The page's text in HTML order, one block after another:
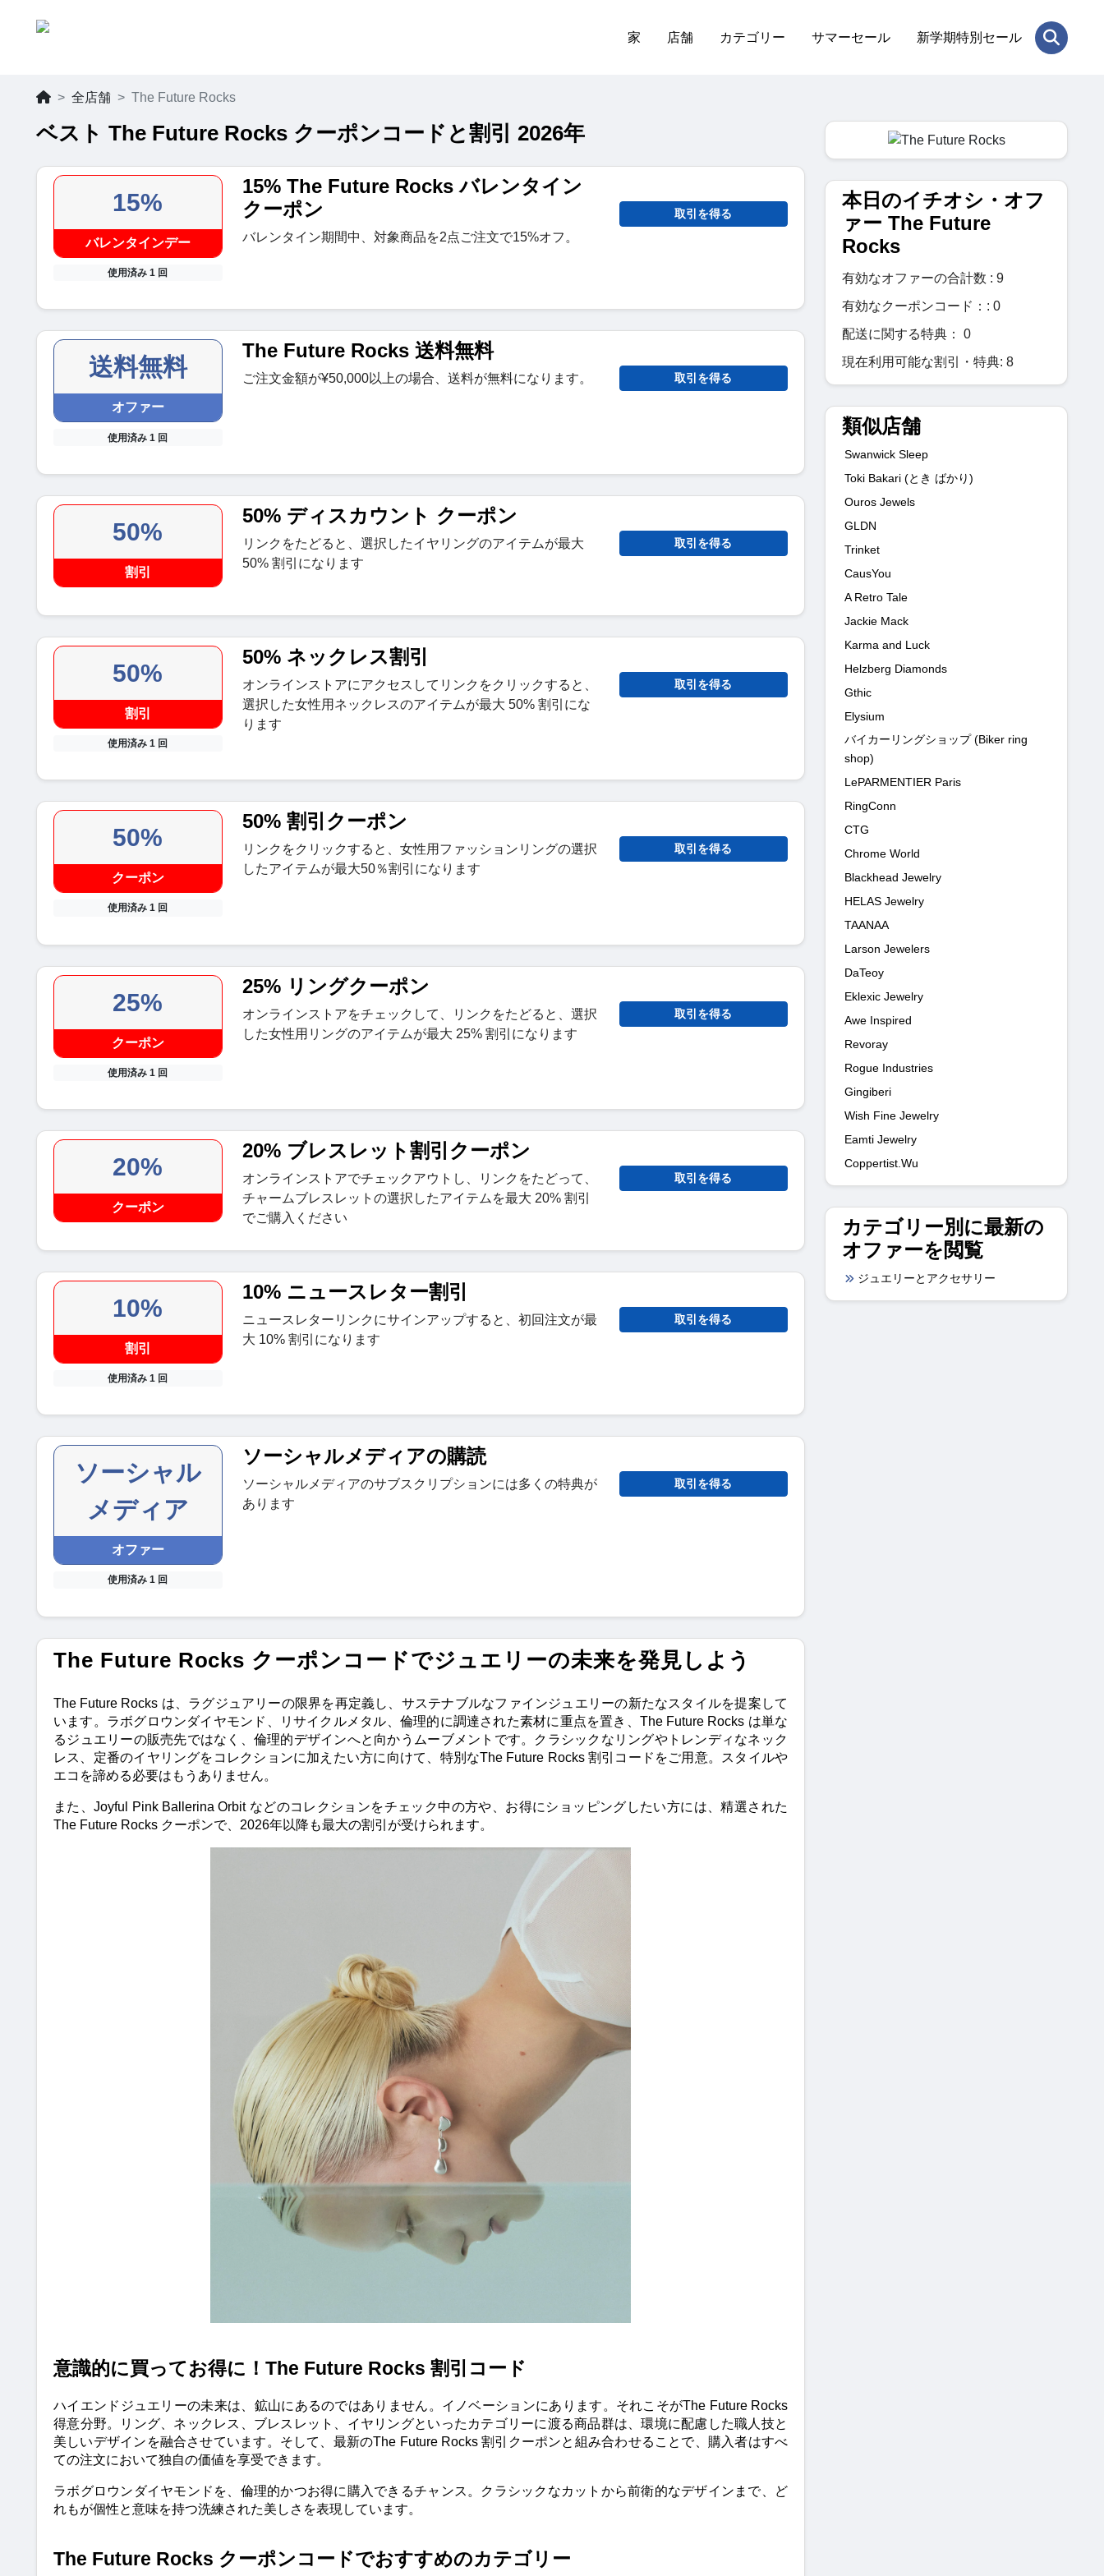
家 店舗 カテゴリー サマーセール 新学期特別セール
全店舗 The Future Rocks
ベスト The Future Rocks クーポンコードと割引 2026年
15%
バレンタインデー
使用済み 1 回
15% The Future Rocks バレンタイン
クーポン
バレンタイン期間中、対象商品を2点ご注文で15%オフ。
取引を得る
送料無料
オファー
使用済み 1 回
The Future Rocks 送料無料
ご注文金額が¥50,000以上の場合、送料が無料になります。 取引を得る
50%
割引
50% ディスカウント クーポン
リンクをたどると、選択したイヤリングのアイテムが最大
50% 割引になります
取引を得る
50%
割引
使用済み 1 回
50% ネックレス割引
オンラインストアにアクセスしてリンクをクリックすると、
選択した女性用ネックレスのアイテムが最大 50% 割引にな
ります
取引を得る
50%
クーポン
使用済み 1 回
50% 割引クーポン
リンクをクリックすると、女性用ファッションリングの選択
したアイテムが最大50％割引になります
取引を得る
25%
クーポン
使用済み 1 回
25% リングクーポン
オンラインストアをチェックして、リンクをたどると、選択
した女性用リングのアイテムが最大 25% 割引になります
取引を得る
20%
クーポン
20% ブレスレット割引クーポン
オンラインストアでチェックアウトし、リンクをたどって、
チャームブレスレットの選択したアイテムを最大 20% 割引
でご購入ください
取引を得る
10%
割引
使用済み 1 回
10% ニュースレター割引
ニュースレターリンクにサインアップすると、初回注文が最
大 10% 割引になります
取引を得る
ソーシャル
メディア
オファー
使用済み 1 回
ソーシャルメディアの購読
ソーシャルメディアのサブスクリプションには多くの特典が
あります
取引を得る
The Future Rocks クーポンコードでジュエリーの未来を発見しよう
The Future Rocks は、ラグジュアリーの限界を再定義し、サステナブルなファインジュエリーの新たなスタイルを提案して
います。ラボグロウンダイヤモンド、リサイクルメタル、倫理的に調達された素材に重点を置き、The Future Rocks は単な
るジュエリーの販売先ではなく、倫理的デザインへと向かうムーブメントです。クラシックなリングやトレンディなネック
レス、定番のイヤリングをコレクションに加えたい方に向けて、特別なThe Future Rocks 割引コードをご用意。スタイルや
エコを諦める必要はもうありません。
また、Joyful Pink Ballerina Orbit などのコレクションをチェック中の方や、お得にショッピングしたい方には、精選された
The Future Rocks クーポンで、2026年以降も最大の割引が受けられます。
意識的に買ってお得に！The Future Rocks 割引コード
ハイエンドジュエリーの未来は、鉱山にあるのではありません。イノベーションにあります。それこそがThe Future Rocks
得意分野。リング、ネックレス、ブレスレット、イヤリングといったカテゴリーに渡る商品群は、環境に配慮した職人技と
美しいデザインを融合させています。そして、最新のThe Future Rocks 割引クーポンと組み合わせることで、購入者はすべ
ての注文において独自の価値を享受できます。
ラボグロウンダイヤモンドを、倫理的かつお得に購入できるチャンス。クラシックなカットから前衛的なデザインまで、ど
れもが個性と意味を持つ洗練された美しさを表現しています。
The Future Rocks クーポンコードでおすすめのカテゴリー
本日のイチオシ・オフ
ァー The Future
Rocks
有効なオファーの合計数 : 9
有効なクーポンコード：: 0
配送に関する特典： 0
現在利用可能な割引・特典: 8
類似店舗
Swanwick Sleep
Toki Bakari (とき ばかり)
Ouros Jewels
GLDN
Trinket
CausYou
A Retro Tale
Jackie Mack
Karma and Luck
Helzberg Diamonds
Gthic
Elysium
バイカーリングショップ (Biker ring
shop)
LePARMENTIER Paris
RingConn
CTG
Chrome World
Blackhead Jewelry
HELAS Jewelry
TAANAA
Larson Jewelers
DaTeoy
Eklexic Jewelry
Awe Inspired
Revoray
Rogue Industries
Gingiberi
Wish Fine Jewelry
Eamti Jewelry
Coppertist.Wu
カテゴリー別に最新の
オファーを閲覧
ジュエリーとアクセサリー